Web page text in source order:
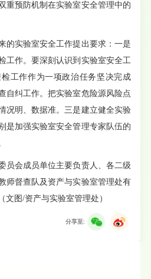
重预防机制在实验室安全管理中的
实验室安全工作提出要求：一是
工作。要深刻认识到实验室安全工
工作作为一项政治任务坚决完成
自纠工作。把实验室危险源风险点
况明、数据准。三是建立健全实验
是加强实验室安全管理专家队伍的
会成员单位主要负责人、各二级
师督查队及资产与实验室管理处有
文图/资产与实验室管理处）
分享至: